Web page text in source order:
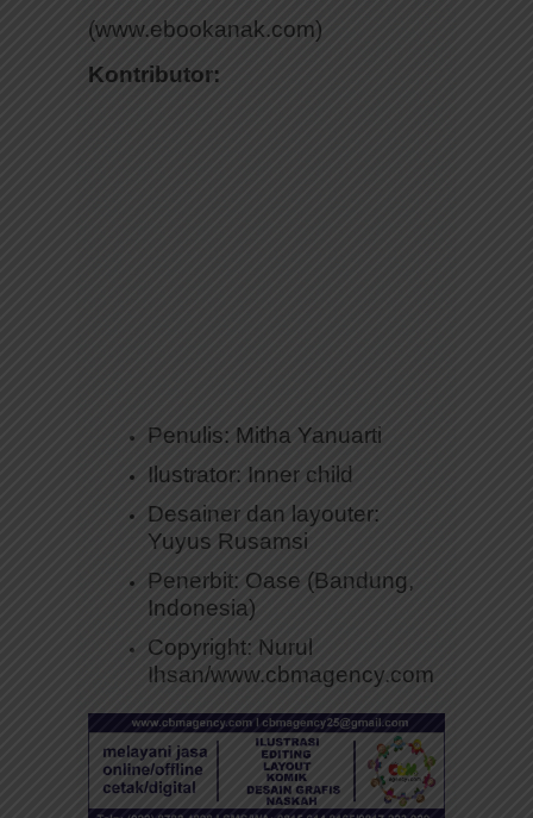
(www.ebookanak.com)
Kontributor:
Penulis: Mitha Yanuarti
Ilustrator: Inner child
Desainer dan layouter:
Yuyus Rusamsi
Penerbit: Oase (Bandung,
Indonesia)
Copyright: Nurul
Ihsan/www.cbmagency.com